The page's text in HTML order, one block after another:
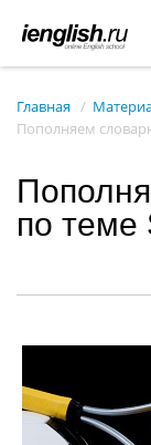
Главная
Пополняем
по теме